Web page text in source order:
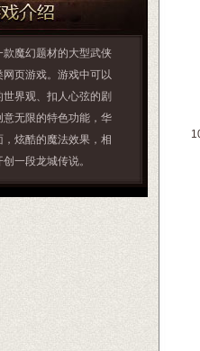
款魔幻题材的大型武侠
页游戏。游戏中可以
界观、扣人心弦的剧
无限的特色功能，华
炫酷的魔法效果，相
一段龙城传说。